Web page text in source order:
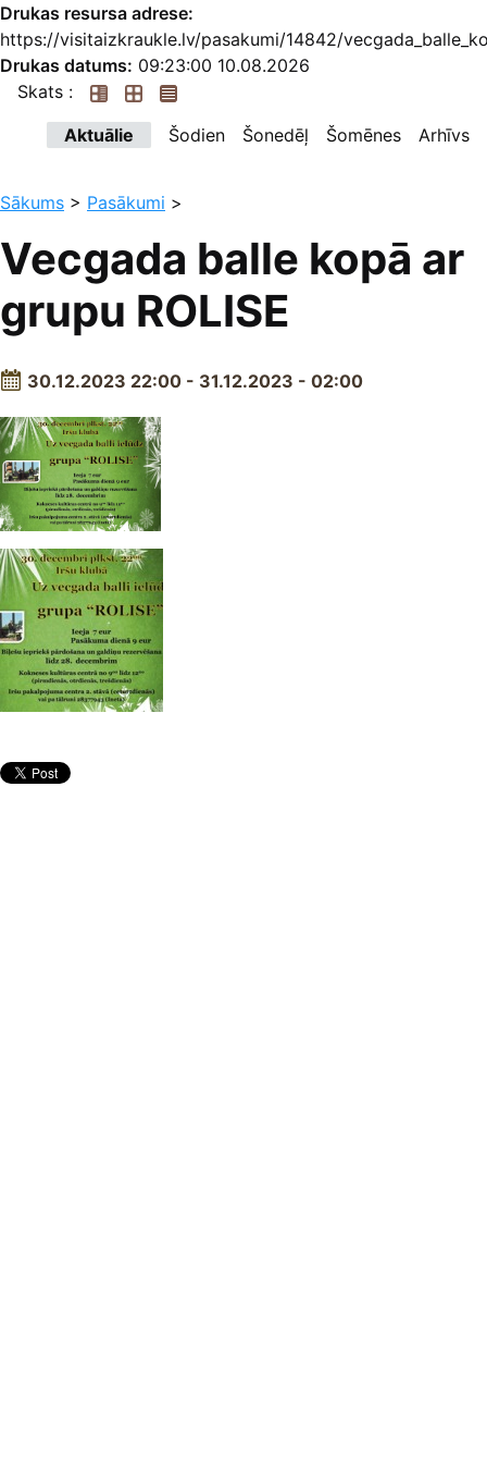
Drukas resursa adrese:
https://visitaizkraukle.lv/pasakumi/14842/
Drukas datums: 09:23:00 10.08.2026
Skats :
Aktuālie
Šodien Šonedēļ Šomēnes Arhīvs
Sākums > Pasākumi >
Vecgada balle kopā ar
grupu ROLISE
30.12.2023 22:00 - 31.12.2023 - 02:00